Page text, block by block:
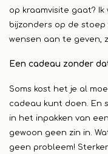
op kraamvisite gaat?
bijzonders op de stoep
wensen aan te geven,
Een cadeau zonder
Soms kost het je al
cadeau kunt doen. En
in het inpakken van
gewoon geen zin in.
geen probleem!